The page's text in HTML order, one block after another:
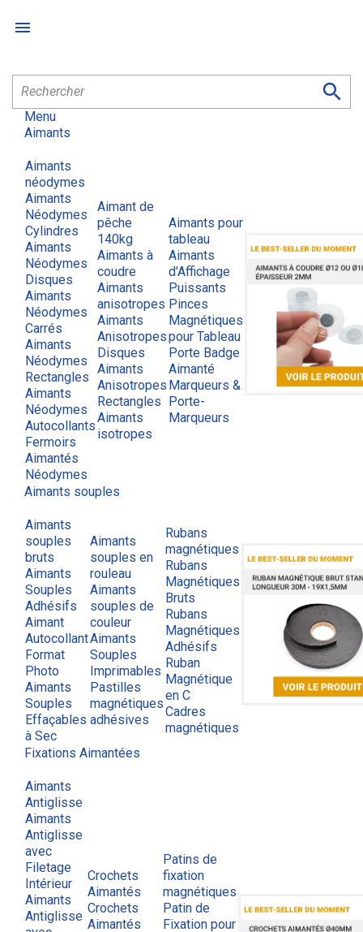


Menu
Aimants
Aimants
néodymes
Aimants
Néodymes
Cylindres
Aimants
Néodymes
Disques
Aimants
Néodymes
Carrés
Aimants
Néodymes
Rectangles
Aimants
Néodymes
Autocollants
Fermoirs
Aimantés
Néodymes
Aimant de
pêche
140kg
Aimants à
coudre
Aimants
anisotropes
Aimants
Anisotropes
Disques
Aimants
Anisotropes
Rectangles
Aimants
isotropes
Aimants pour
tableau
Aimants
d'Affichage
Puissants
Pinces
Magnétiques
pour Tableau
Porte Badge
Aimanté
Marqueurs &
Porte-
Marqueurs
Aimants souples
Aimants
souples
bruts
Aimants
Souples
Adhésifs
Aimant
Autocollant
Format
Photo
Aimants
Souples
Effaçables
à Sec
Aimants
souples en
rouleau
Aimants
souples de
couleur
Aimants
Souples
Imprimables
Pastilles
magnétiques
adhésives
Rubans
magnétiques
Rubans
Magnétiques
Bruts
Rubans
Magnétiques
Adhésifs
Ruban
Magnétique
en C
Cadres
magnétiques
Fixations Aimantées
Aimants
Antiglisse
Aimants
Antiglisse
avec
Filetage
Intérieur
Aimants
Antiglisse
Crochets
Aimantés
Crochets
Aimantés
Patins de
fixation
magnétiques
Patin de
Fixation pour